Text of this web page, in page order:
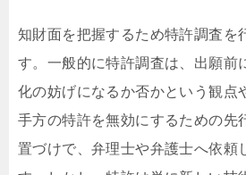
知財面を把握するため特許調査を
す。一般的に特許調査は、出願前
化の妨げになるか否かという観点
手方の特許を無効にするための先
置づけで、弁理士や弁護士へ依頼